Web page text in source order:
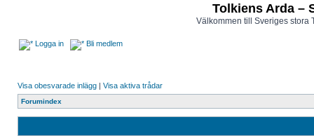
Tolkiens Arda –
Välkommen till Sveriges stora
Logga in Bli medlem
Visa obesvarade inlägg | Visa aktiva trådar
Forumindex